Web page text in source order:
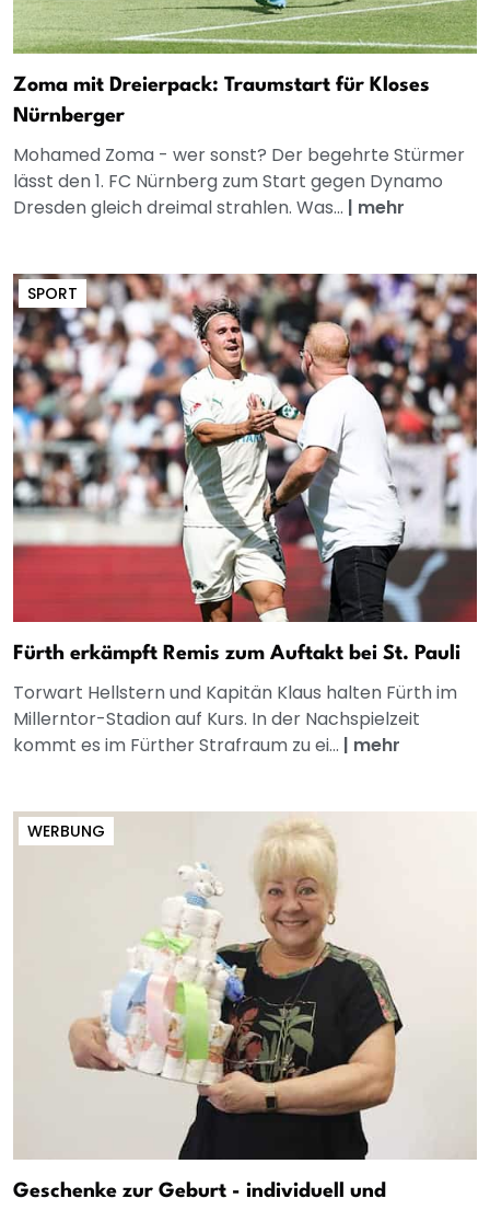
Zoma mit Dreierpack: Traumstart für Kloses
Nürnberger
Mohamed Zoma - wer sonst? Der begehrte Stürmer
lässt den 1. FC Nürnberg zum Start gegen Dynamo
Dresden gleich dreimal strahlen. Was... | mehr
SPORT
Fürth erkämpft Remis zum Auftakt bei St. Pauli
Torwart Hellstern und Kapitän Klaus halten Fürth im
Millerntor-Stadion auf Kurs. In der Nachspielzeit
kommt es im Fürther Strafraum zu ei... | mehr
WERBUNG
Geschenke zur Geburt - individuell und